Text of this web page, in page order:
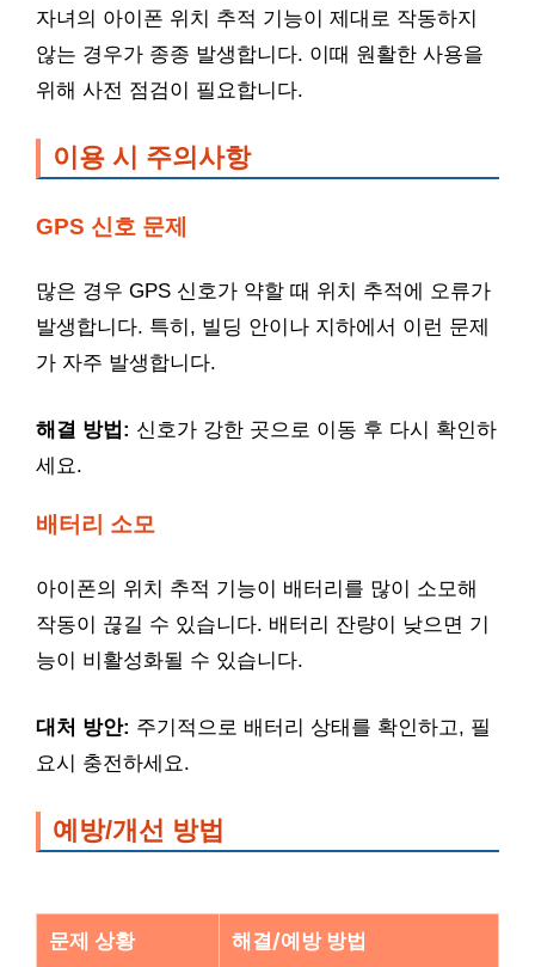
자녀의 아이폰 위치 추적 기능이 제대로 작동하지
않는 경우가 종종 발생합니다. 이때 원활한 사용을
위해 사전 점검이 필요합니다.
이용 시 주의사항
GPS 신호 문제
많은 경우 GPS 신호가 약할 때 위치 추적에 오류가
발생합니다. 특히, 빌딩 안이나 지하에서 이런 문제
가 자주 발생합니다.
해결 방법: 신호가 강한 곳으로 이동 후 다시 확인하
세요.
배터리 소모
아이폰의 위치 추적 기능이 배터리를 많이 소모해
작동이 끊길 수 있습니다. 배터리 잔량이 낮으면 기
능이 비활성화될 수 있습니다.
대처 방안: 주기적으로 배터리 상태를 확인하고, 필
요시 충전하세요.
예방/개선 방법
문제 상황 해결/예방 방법